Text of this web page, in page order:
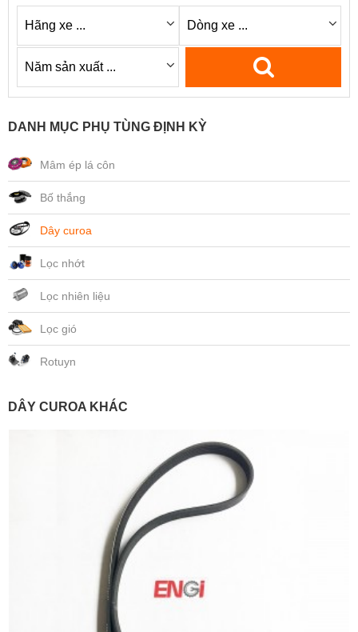
DANH MỤC PHỤ TÙNG ĐỊNH KỲ
Mâm ép lá côn
Bố thắng
Dây curoa
Lọc nhớt
Lọc nhiên liệu
Lọc gió
Rotuyn
DÂY CUROA KHÁC